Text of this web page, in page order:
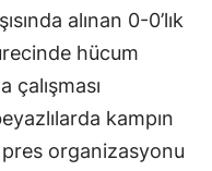
alınan 0-0’lık
hücum
kampın
organizasyonu